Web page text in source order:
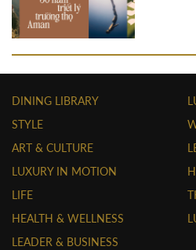
DINING LIBRARY
STYLE
ART & CULTURE
LUXURY IN MOTION
LIFE
HEALTH & WELLNESS
LEADER & BUSINESS